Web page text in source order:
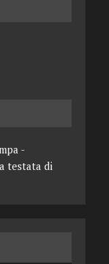
-
testata di